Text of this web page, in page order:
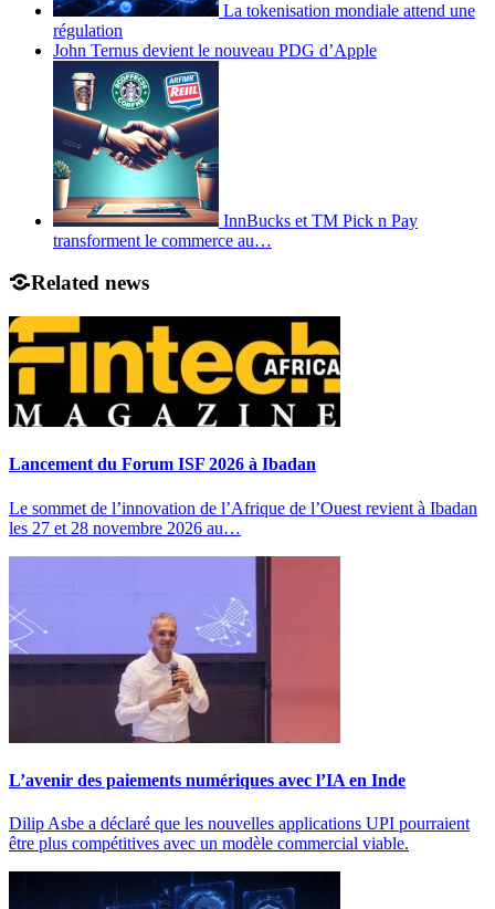
La tokenisation mondiale attend une
régulation
John Ternus devient le nouveau PDG d’Apple
InnBucks et TM Pick n Pay
transforment le commerce au…
Related news
Lancement du Forum ISF 2026 à Ibadan
Le sommet de l’innovation de l’Afrique de l’Ouest revient à Ibadan
les 27 et 28 novembre 2026 au…
L’avenir des paiements numériques avec l’IA en Inde
Dilip Asbe a déclaré que les nouvelles applications UPI pourraient
être plus compétitives avec un modèle commercial viable.